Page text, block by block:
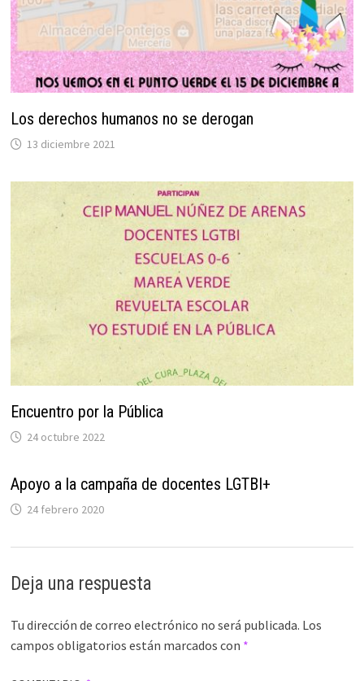
Los derechos humanos no se derogan
13 diciembre 2021
Encuentro por la Pública
24 octubre 2022
Apoyo a la campaña de docentes LGTBI+
24 febrero 2020
Deja una respuesta
Tu dirección de correo electrónico no será publicada. Los
campos obligatorios están marcados con *